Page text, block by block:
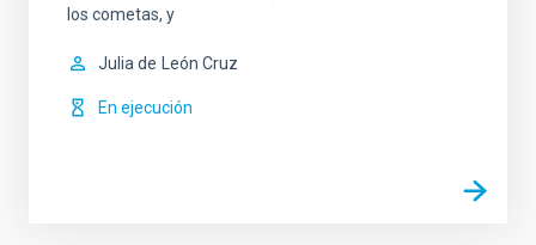
los cometas, y
Julia de León Cruz
En ejecución